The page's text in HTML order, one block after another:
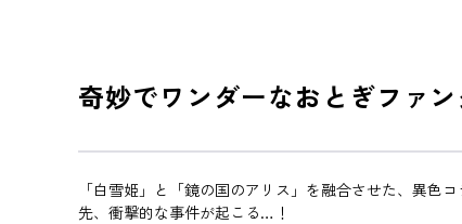
奇妙でワンダーなおとぎファ
「白雪姫」と「鏡の国のアリス」を融合させた、異
先、衝撃的な事件が起こる…！